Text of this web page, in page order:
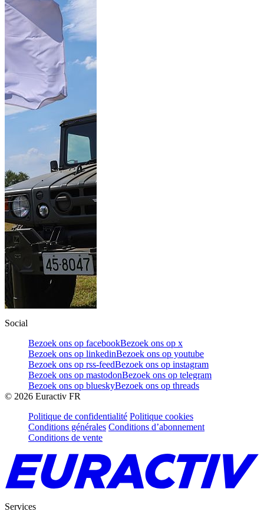
Social
Bezoek ons op facebookBezoek ons op x
Bezoek ons op linkedinBezoek ons op youtube
Bezoek ons op rss-feedBezoek ons op instagram
Bezoek ons op mastodonBezoek ons op telegram
Bezoek ons op blueskyBezoek ons op threads
© 2026 Euractiv FR
Politique de confidentialité Politique cookies
Conditions générales Conditions d’abonnement
Conditions de vente
Services